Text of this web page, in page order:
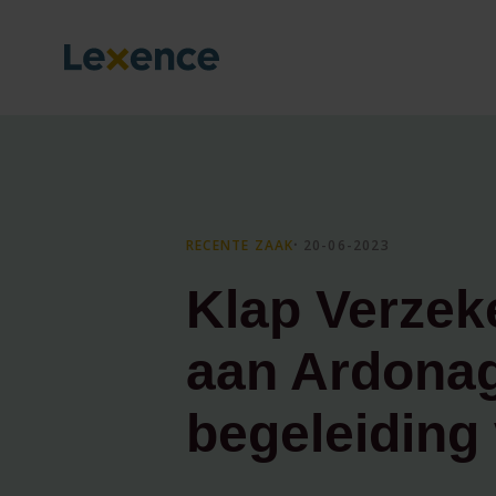
RECENTE ZAAK⸱ 20-06-2023
Klap
aan
begeleiding